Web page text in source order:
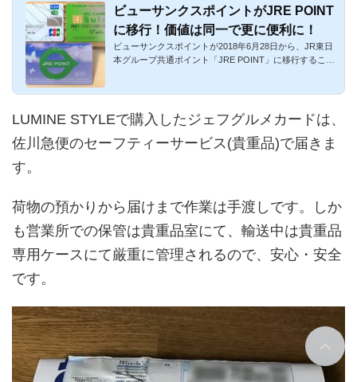
ビューサンクスポイントがJRE POINT
に移行！価値は同一で更に便利に！
ビューサンクスポイントが2018年6月28日から、JR東日
本グループ共通ポイント「JRE POINT」に移行すること
LUMINE STYLEで購入したジェフグルメカードは、
佐川急便のセーフティーサービス(貴重品)で届きま
す。
荷物の預かりから届けまで作業は手渡しです。しか
も営業所での保管は貴重品室にて、輸送中は貴重品
専用ケースにて厳重に管理されるので、安心・安全
です。